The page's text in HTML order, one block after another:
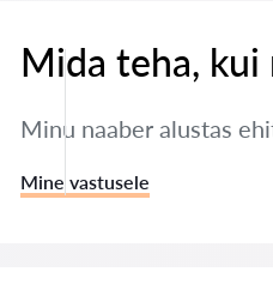
Mida teha, kui
Minu naaber alustas
Mine vastusele